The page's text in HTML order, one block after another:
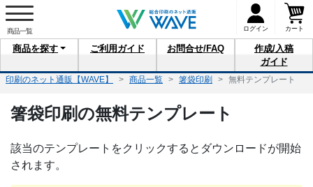
ログイン カート
商品を探す ご利用 ガイド お問合せ/FAQ
作成/入稿
ガイド
印刷のネット通販【WAVE】 商品一覧 箸袋印刷 無料テンプレート
箸袋印刷の無料テンプレート
該当のテンプレートをクリックするとダウンロードが開始
されます。